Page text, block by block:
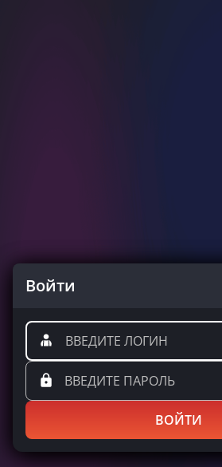
Войти
ВОЙТИ